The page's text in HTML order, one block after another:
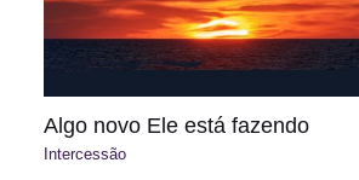
Algo novo Ele está fazendo
Intercessão